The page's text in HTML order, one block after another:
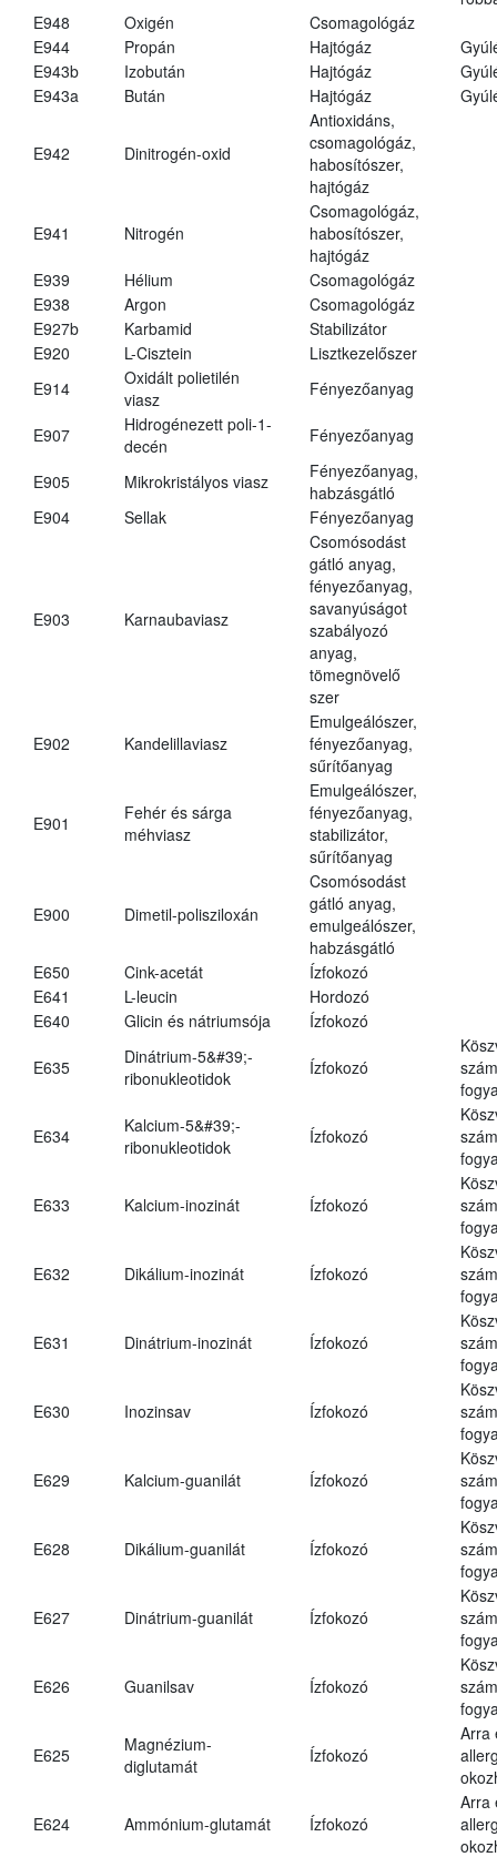
E948
Oxigén
Csomagológáz
E944
Propán Hajtógáz
E943b
Izobután Hajtógáz
E943a
Bután Hajtógáz
E942 Dinitrogén-oxid
Antioxidáns,
csomagológáz,
habosítószer,
hajtógáz
E941 Nitrogén
Csomagológáz,
habosítószer,
hajtógáz
E939
Hélium
Csomagológáz
E938
Argon
Csomagológáz
E927b
Karbamid
Stabilizátor
E920
L-Cisztein
Lisztkezelőszer
E914
Oxidált polietilén
viasz
Fényezőanyag
E907
Hidrogénezett poli-1-
decén
Fényezőanyag
E905 Mikrokristályos viasz
Fényezőanyag,
habzásgátló
E904
Sellak Fényezőanyag
E903 Karnaubaviasz
Csomósodást
gátló anyag,
fényezőanyag,
savanyúságot
szabályozó
anyag,
tömegnövelő
szer
E902 Kandelillaviasz
Emulgeálószer,
fényezőanyag,
sűrítőanyag
E901
Fehér és sárga
méhviasz
Emulgeálószer,
fényezőanyag,
stabilizátor,
sűrítőanyag
E900 Dimetil-polisziloxán
Csomósodást
gátló anyag,
emulgeálószer,
habzásgátló
E650
Cink-acetát
Ízfokozó
E641
L-leucin
Hordozó
E640
Glicin és nátriumsója Ízfokozó
E635
Dinátrium-5&#39;-
ribonukleotidok
Ízfokozó
E634
Kalcium-5&#39;-
ribonukleotidok
Ízfokozó
E633 Kalcium-inozinát Ízfokozó
E632 Dikálium-inozinát Ízfokozó
E631 Dinátrium-inozinát Ízfokozó
E630 Inozinsav Ízfokozó
E629 Kalcium-guanilát Ízfokozó
E628 Dikálium-guanilát Ízfokozó
E627 Dinátrium-guanilát Ízfokozó
E626 Guanilsav Ízfokozó
E625
Magnézium-
diglutamát
Ízfokozó
Arra
E624 Ammónium-glutamát Ízfokozó
Arra